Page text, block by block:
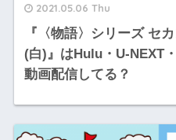
2021.05.06 Thu
『〈物語〉シリーズ セ
(白)』はHulu・U-NEXT
動画配信してる？